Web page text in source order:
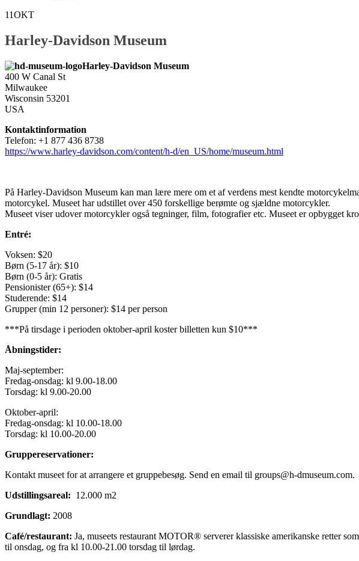
11OKT
Harley-Davidson Museum
Harley-Davidson Museum
400 W Canal St
Milwaukee
Wisconsin 53201
USA
Kontaktinformation
Telefon: +1 877 436 8738
https://www.harley-davidson.com/content/h-d/en_US/home/museum.html
På Harley-Davidson Museum kan man lære mere om et af verdens mest kendte
motorcykel. Museet har udstillet over 450 forskellige berømte og sjældne motorcykler.
Museet viser udover motorcykler også tegninger, film, fotografier etc. Museet er opbygget
Entré:
Voksen: $20
Børn (5-17 år): $10
Børn (0-5 år): Gratis
Pensionister (65+): $14
Studerende: $14
Grupper (min 12 personer): $14 per person
***På tirsdage i perioden oktober-april koster billetten kun $10***
Åbningstider:
Maj-september:
Fredag-onsdag: kl 9.00-18.00
Torsdag: kl 9.00-20.00
Oktober-april:
Fredag-onsdag: kl 10.00-18.00
Torsdag: kl 10.00-20.00
Gruppereservationer:
Kontakt museet for at arrangere et gruppebesøg. Send en email til groups@h-dmuseum.com.
Udstillingsareal: 12.000 m2
Grundlagt: 2008
Café/restaurant: Ja, museets restaurant MOTOR® serverer klassiske amerikanske retter
til onsdag, og fra kl 10.00-21.00 torsdag til lørdag.